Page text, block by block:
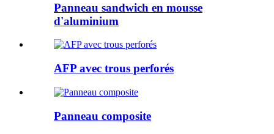
Panneau sandwich en mousse
d'aluminium
AFP avec trous perforés
Panneau composite